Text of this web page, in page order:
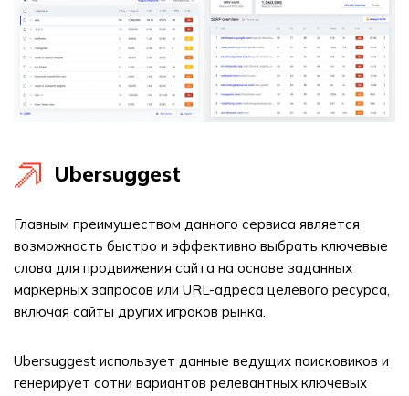
Ubersuggest
Главным преимуществом данного сервиса является
возможность быстро и эффективно выбрать ключевые
слова для продвижения сайта на основе заданных
маркерных запросов или URL-адреса целевого ресурса,
включая сайты других игроков рынка.
Ubersuggest использует данные ведущих поисковиков и
генерирует сотни вариантов релевантных ключевых